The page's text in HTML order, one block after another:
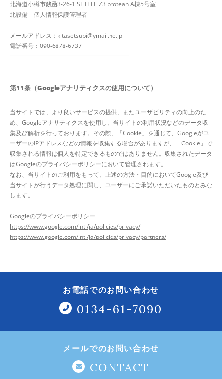
北海道小樽市銭函3-26-1 SETTLE Z3 protean A棟5号室
北設備 個人情報保護管理者
メールアドレス：kitasetsubi@ymail.ne.jp
電話番号：090-6878-6737
━━━━━━━━━━━━━━━━━━━━
第11条（Googleアナリティクスの使用について）
当サイトでは、より良いサービスの提供、またユーザビリティの向上のた
め、Googleアナリティクスを使用し、当サイトの利用状況などのデータ収
集及び解析を行っております。その際、「Cookie」を通じて、Googleがユ
ーザーのIPアドレスなどの情報を収集する場合がありますが、「Cookie」で
収集される情報は個人を特定できるものではありません。収集されたデータ
はGoogleのプライバシーポリシーにおいて管理されます。
なお、当サイトのご利用をもって、上述の方法・目的においてGoogle及び
当サイトが行うデータ処理に関し、ユーザーにご承諾いただいたものとみな
します。
Googleのプライバシーポリシー
https://www.google.com/intl/ja/policies/privacy/
https://www.google.com/intl/ja/policies/privacy/partners/
お電話でのお問い合わせ
0134-61-7090
メールでのお問い合わせ
CONTACT